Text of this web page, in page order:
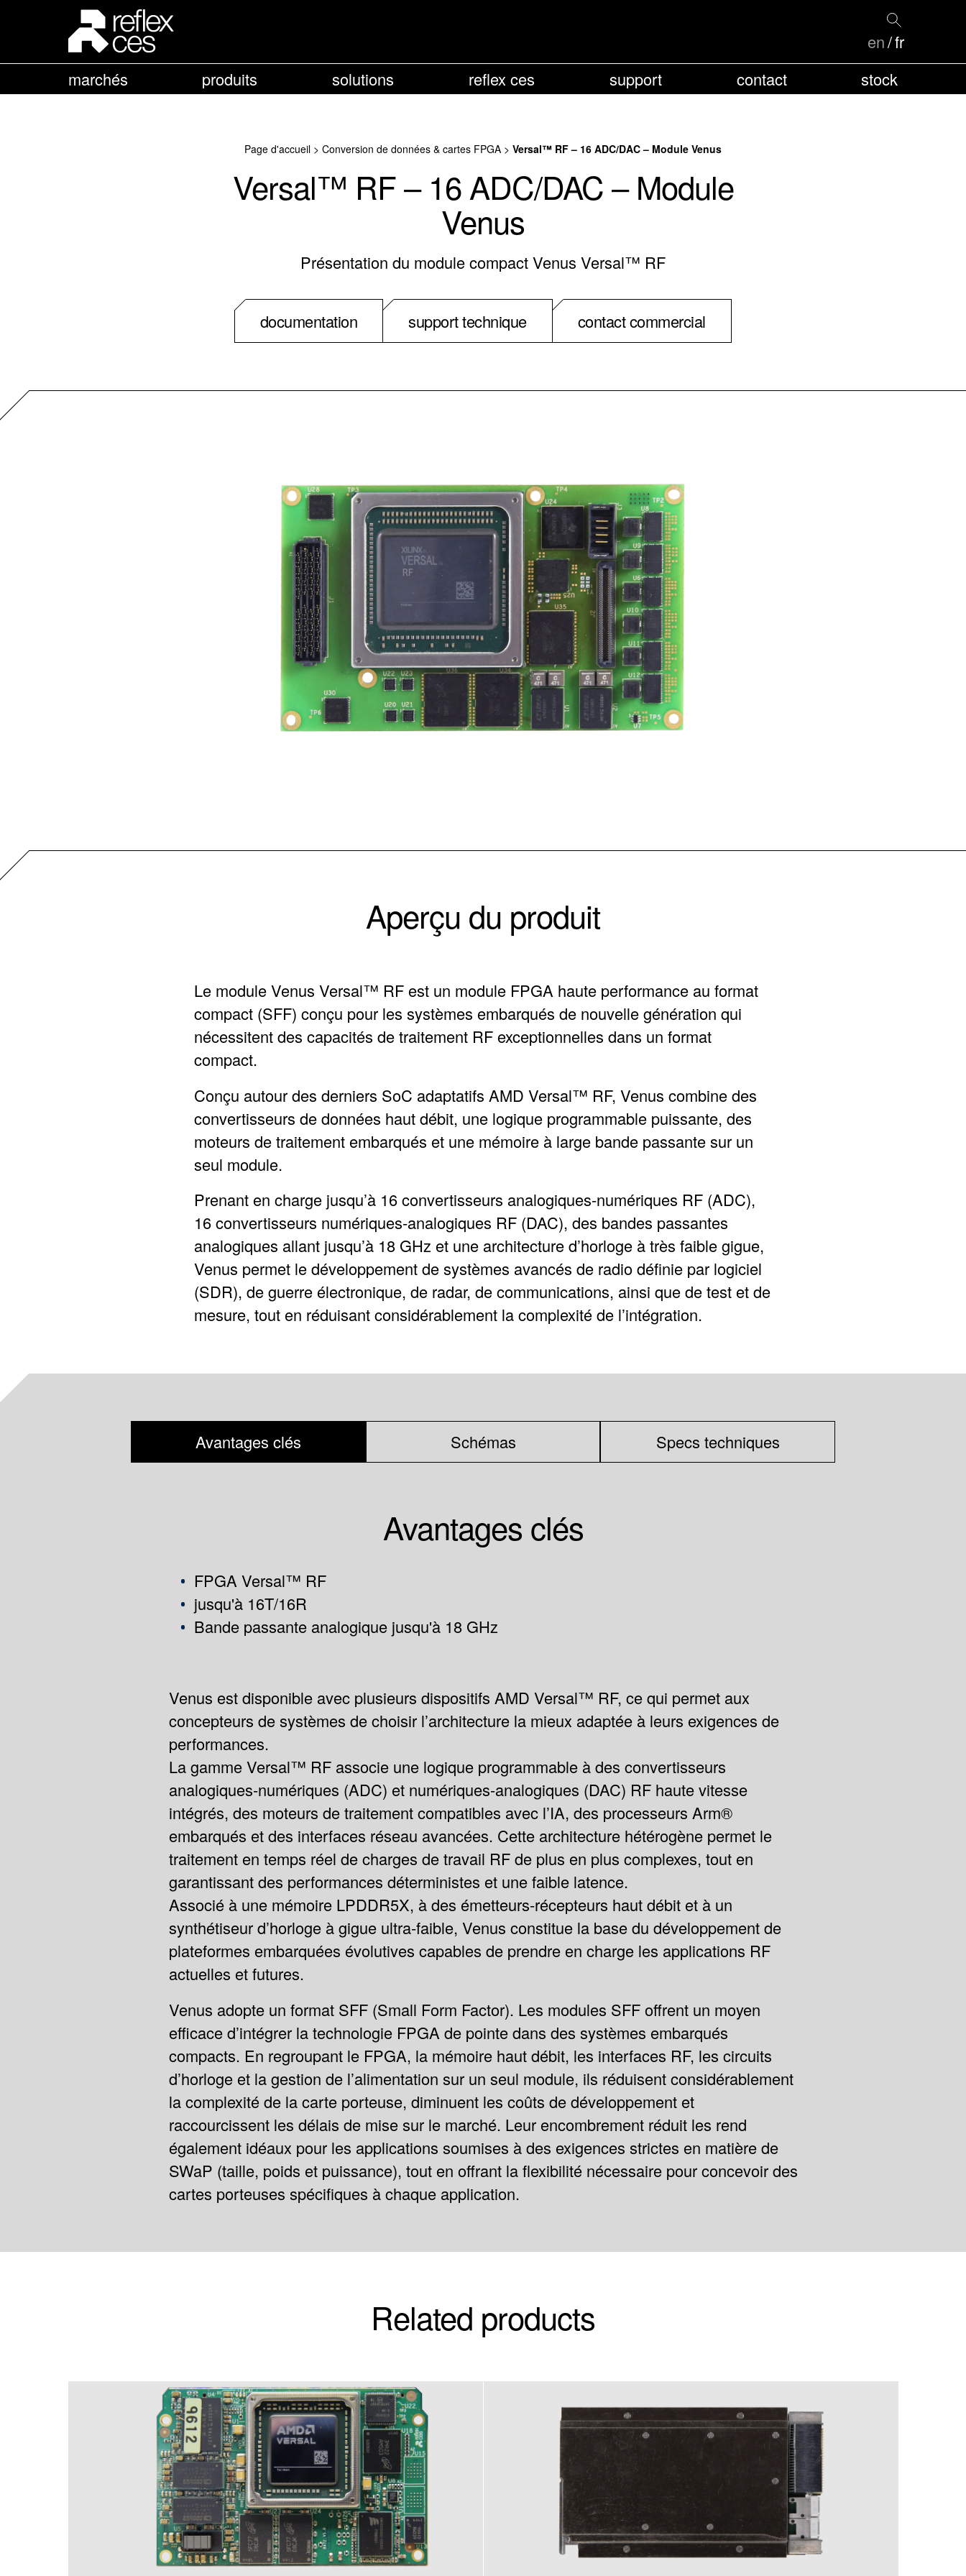
marchés produits solutions reflex ces support contact stock
en fr
Page d'accueil > Conversion de données & cartes FPGA > Versal™ RF – 16 ADC/DAC – Module Venus
Versal™ RF – 16 ADC/DAC – Module
Venus
Présentation du module compact Venus Versal™ RF
documentation support technique contact commercial
Aperçu du produit
Le module Venus Versal™ RF est un module FPGA haute performance au format
compact (SFF) conçu pour les systèmes embarqués de nouvelle génération qui
nécessitent des capacités de traitement RF exceptionnelles dans un format
compact.
Conçu autour des derniers SoC adaptatifs AMD Versal™ RF, Venus combine des
convertisseurs de données haut débit, une logique programmable puissante, des
moteurs de traitement embarqués et une mémoire à large bande passante sur un
seul module.
Prenant en charge jusqu’à 16 convertisseurs analogiques-numériques RF (ADC),
16 convertisseurs numériques-analogiques RF (DAC), des bandes passantes
analogiques allant jusqu’à 18 GHz et une architecture d’horloge à très faible gigue,
Venus permet le développement de systèmes avancés de radio définie par logiciel
(SDR), de guerre électronique, de radar, de communications, ainsi que de test et de
mesure, tout en réduisant considérablement la complexité de l’intégration.
Avantages clés Schémas Specs techniques
Avantages clés
FPGA Versal™ RF
jusqu'à 16T/16R
Bande passante analogique jusqu'à 18 GHz
Venus est disponible avec plusieurs dispositifs AMD Versal™ RF, ce qui permet aux
concepteurs de systèmes de choisir l’architecture la mieux adaptée à leurs exigences de
performances.
La gamme Versal™ RF associe une logique programmable à des convertisseurs
analogiques-numériques (ADC) et numériques-analogiques (DAC) RF haute vitesse
intégrés, des moteurs de traitement compatibles avec l’IA, des processeurs Arm®
embarqués et des interfaces réseau avancées. Cette architecture hétérogène permet le
traitement en temps réel de charges de travail RF de plus en plus complexes, tout en
garantissant des performances déterministes et une faible latence.
Associé à une mémoire LPDDR5X, à des émetteurs-récepteurs haut débit et à un
synthétiseur d’horloge à gigue ultra-faible, Venus constitue la base du développement de
plateformes embarquées évolutives capables de prendre en charge les applications RF
actuelles et futures.
Venus adopte un format SFF (Small Form Factor). Les modules SFF offrent un moyen
efficace d’intégrer la technologie FPGA de pointe dans des systèmes embarqués
compacts. En regroupant le FPGA, la mémoire haut débit, les interfaces RF, les circuits
d’horloge et la gestion de l’alimentation sur un seul module, ils réduisent considérablement
la complexité de la carte porteuse, diminuent les coûts de développement et
raccourcissent les délais de mise sur le marché. Leur encombrement réduit les rend
également idéaux pour les applications soumises à des exigences strictes en matière de
SWaP (taille, poids et puissance), tout en offrant la flexibilité nécessaire pour concevoir des
cartes porteuses spécifiques à chaque application.
Related products